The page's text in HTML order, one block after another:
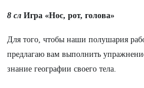
8 сл Игра «Нос, рот, голова»
Для того, чтобы наши полушария
предлагаю вам выполнить
знание географии своего тела.